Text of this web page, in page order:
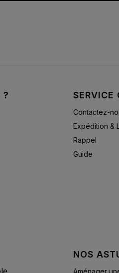
? SERVICE
Contactez-
Expédition &
Rappel
Guide
NOS
Aménager